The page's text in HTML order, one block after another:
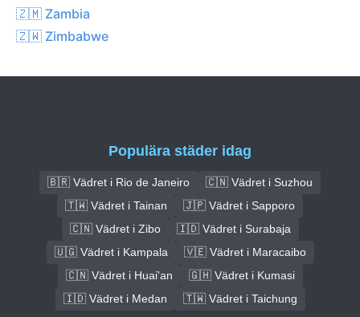
🇿🇲 Zambia
🇿🇼 Zimbabwe
Populära städer idag
🇧🇷 Vädret i Rio de Janeiro
🇨🇳 Vädret i Suzhou
🇹🇼 Vädret i Tainan
🇯🇵 Vädret i Sapporo
🇨🇳 Vädret i Zibo
🇮🇩 Vädret i Surabaja
🇺🇬 Vädret i Kampala
🇻🇪 Vädret i Maracaibo
🇨🇳 Vädret i Huai'an
🇬🇭 Vädret i Kumasi
🇮🇩 Vädret i Medan
🇹🇼 Vädret i Taichung